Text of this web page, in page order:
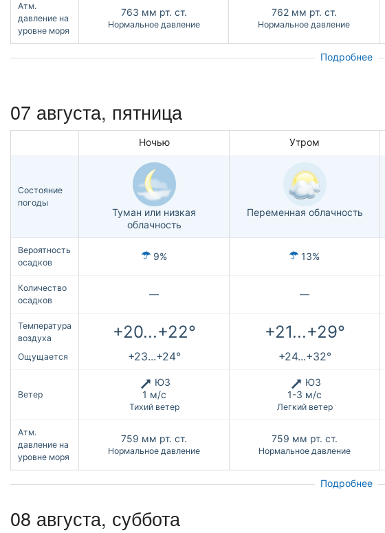
Атм.
давление на
уровне моря
763 мм рт. ст.
Нормальное давление
762 мм рт. ст.
Нормальное давление
Подробнее
07 августа, пятница
Ночью Утром
Состояние
погоды
Туман или низкая
облачность
Переменная облачность
Вероятность
осадков
9% 13%
Количество
осадков
— —
Температура
воздуха
+20...+22° +21...+29°
Ощущается +23...+24° +24...+32°
Ветер
ЮЗ
1 м/с
Тихий ветер
ЮЗ
1-3 м/с
Легкий ветер
Атм.
давление на
уровне моря
759 мм рт. ст.
Нормальное давление
759 мм рт. ст.
Нормальное давление
Подробнее
08 августа, суббота